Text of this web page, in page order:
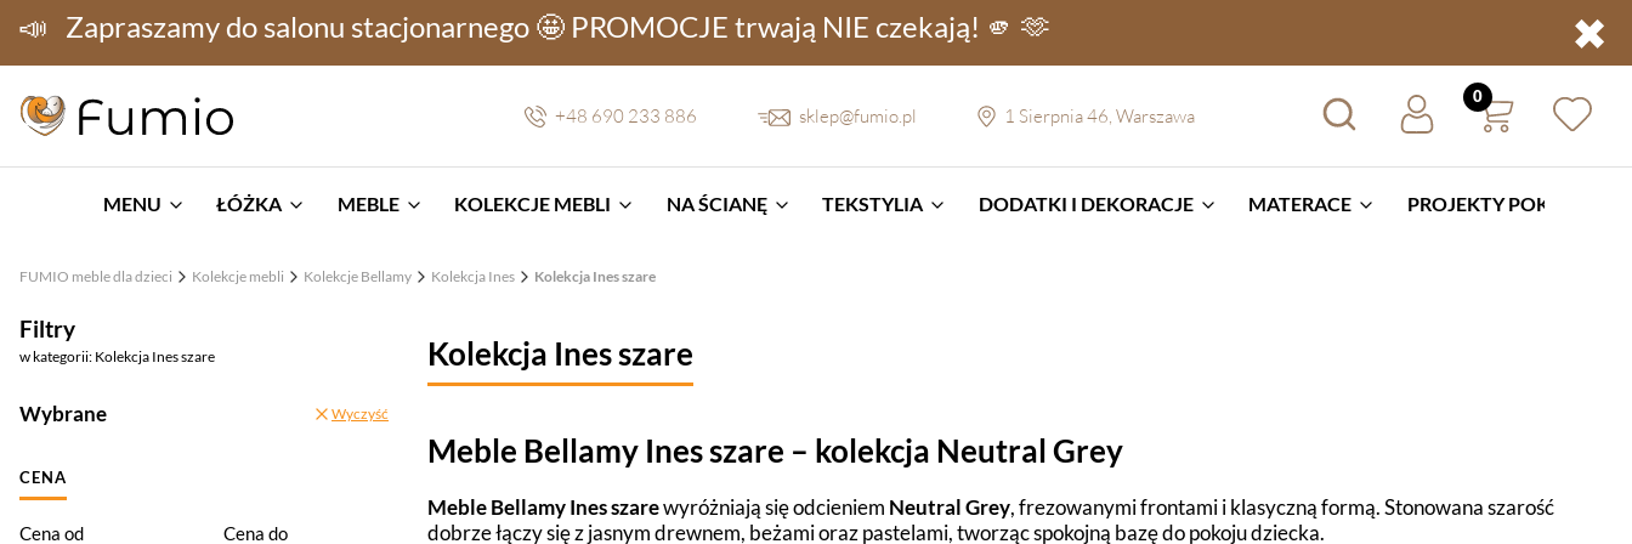
📣 Zapraszamy do salonu stacjonarnego 🤩 PROMOCJE trwają NIE czekają! 🫵 🫶 ✖
+48 690 233 886 sklep@fumio.pl 1 Sierpnia 46, Warszawa
MENU ŁÓŻKA MEBLE KOLEKCJE MEBLI NA ŚCIANĘ TEKSTYLIA DODATKI I DEKORACJE MATERACE PROJEKTY POKOI
FUMIO meble dla dzieci Kolekcje mebli Kolekcje Bellamy Kolekcja Ines Kolekcja Ines szare
Filtry
w kategorii: Kolekcja Ines szare
Wybrane Wyczyść
CENA
Cena od
Cena do
Kolekcja Ines szare
Meble Bellamy Ines szare – kolekcja Neutral Grey
Meble Bellamy Ines szarewyróżniają się odcieniem Neutral Grey, frezowanymi frontami i klasyczną formą. Stonowana szarość
dobrze łączy się z jasnym drewnem, beżami oraz pastelami, tworząc spokojną bazę do pokoju dziecka.